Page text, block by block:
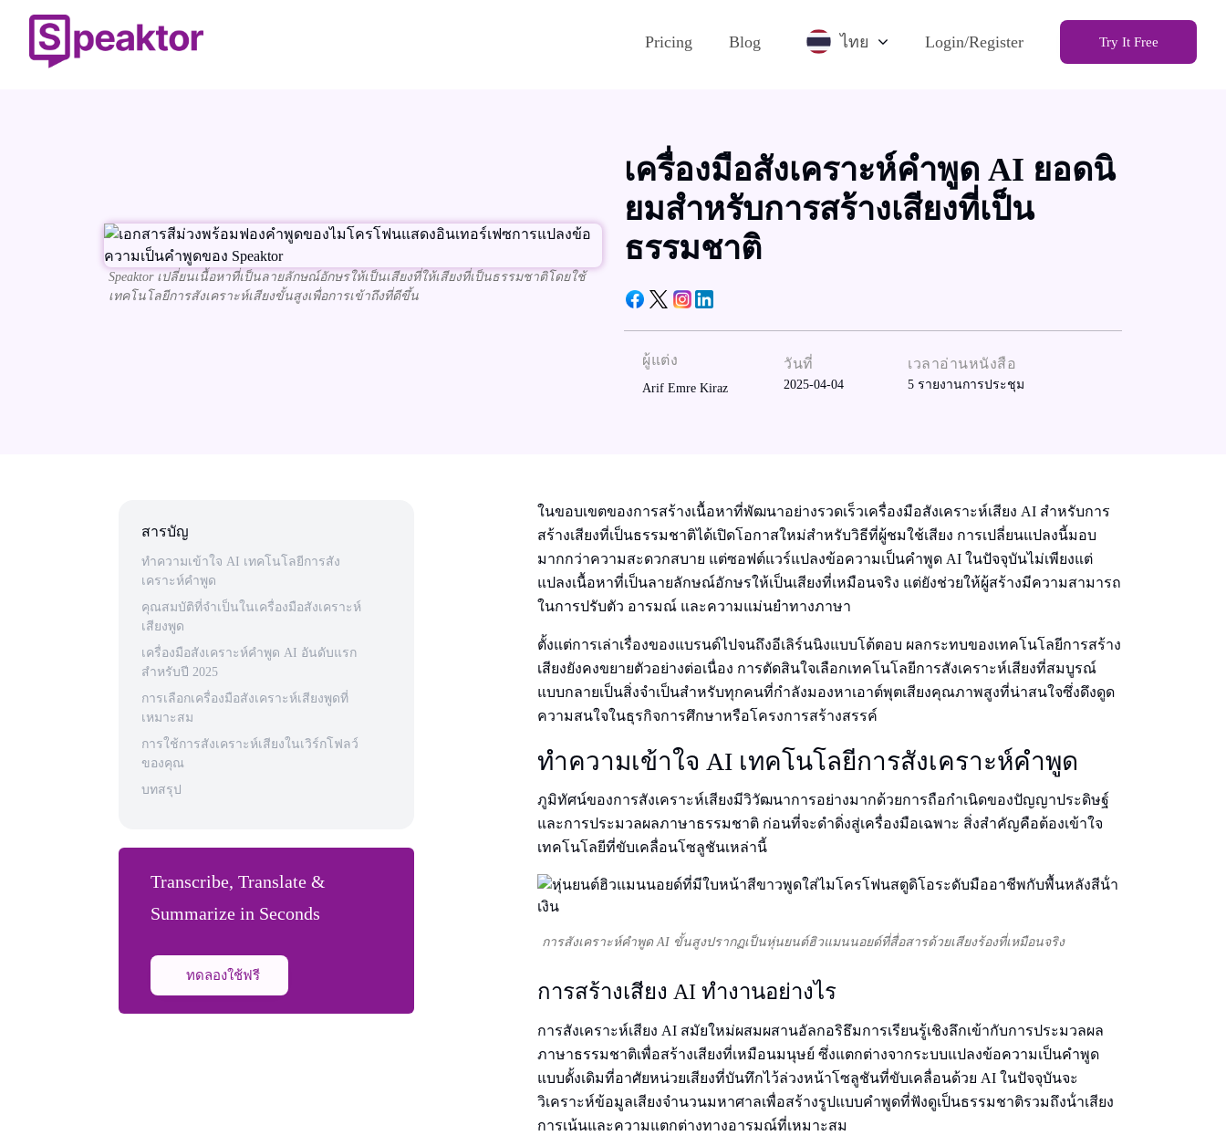
Pricing Blog ไทย Login/Register Try It Free
Speaktor เปลี่ยนเนื้อหาที่เป็นลายลักษณ์อักษรให้เป็นเสียงที่ให้เสียงที่เป็นธรรมชาติโดยใช้
เทคโนโลยีการสังเคราะห์เสียงขั้นสูงเพื่อการเข้าถึงที่ดีขึ้น
เครื่องมือสังเคราะห์คําพูด AI ยอดนิ
ยมสําหรับการสร้างเสียงที่เป็น
ธรรมชาติ
ผู้แต่ง
Arif Emre Kiraz
วันที่
2025-04-04
เวลาอ่านหนังสือ
5 รายงานการประชุม
สารบัญ
ทําความเข้าใจ AI เทคโนโลยีการสัง
เคราะห์คําพูด
คุณสมบัติที่จําเป็นในเครื่องมือสังเคราะห์
เสียงพูด
เครื่องมือสังเคราะห์คําพูด AI อันดับแรก
สําหรับปี 2025
การเลือกเครื่องมือสังเคราะห์เสียงพูดที่
เหมาะสม
การใช้การสังเคราะห์เสียงในเวิร์กโฟลว์
ของคุณ
บทสรุป
Transcribe, Translate &
Summarize in Seconds
ทดลองใช้ฟรี
ในขอบเขตของการสร้างเนื้อหาที่พัฒนาอย่างรวดเร็วเครื่องมือสังเคราะห์เสียง AI สําหรับการ
สร้างเสียงที่เป็นธรรมชาติได้เปิดโอกาสใหม่สําหรับวิธีที่ผู้ชมใช้เสียง การเปลี่ยนแปลงนี้มอบ
มากกว่าความสะดวกสบาย แต่ซอฟต์แวร์แปลงข้อความเป็นคําพูด AI ในปัจจุบันไม่เพียงแต่
แปลงเนื้อหาที่เป็นลายลักษณ์อักษรให้เป็นเสียงที่เหมือนจริง แต่ยังช่วยให้ผู้สร้างมีความสามารถ
ในการปรับตัว อารมณ์ และความแม่นยําทางภาษา
ตั้งแต่การเล่าเรื่องของแบรนด์ไปจนถึงอีเลิร์นนิงแบบโต้ตอบ ผลกระทบของเทคโนโลยีการสร้าง
เสียงยังคงขยายตัวอย่างต่อเนื่อง การตัดสินใจเลือกเทคโนโลยีการสังเคราะห์เสียงที่สมบูรณ์
แบบกลายเป็นสิ่งจําเป็นสําหรับทุกคนที่กําลังมองหาเอาต์พุตเสียงคุณภาพสูงที่น่าสนใจซึ่งดึงดูด
ความสนใจในธุรกิจการศึกษาหรือโครงการสร้างสรรค์
ทําความเข้าใจ AI เทคโนโลยีการสังเคราะห์คําพูด
ภูมิทัศน์ของการสังเคราะห์เสียงมีวิวัฒนาการอย่างมากด้วยการถือกําเนิดของปัญญาประดิษฐ์
และการประมวลผลภาษาธรรมชาติ ก่อนที่จะดําดิ่งสู่เครื่องมือเฉพาะ สิ่งสําคัญคือต้องเข้าใจ
เทคโนโลยีที่ขับเคลื่อนโซลูชันเหล่านี้
การสังเคราะห์คําพูด AI ขั้นสูงปรากฏเป็นหุ่นยนต์ฮิวแมนนอยด์ที่สื่อสารด้วยเสียงร้องที่เหมือนจริง
การสร้างเสียง AI ทํางานอย่างไร
การสังเคราะห์เสียง AI สมัยใหม่ผสมผสานอัลกอริธึมการเรียนรู้เชิงลึกเข้ากับการประมวลผล
ภาษาธรรมชาติเพื่อสร้างเสียงที่เหมือนมนุษย์ ซึ่งแตกต่างจากระบบแปลงข้อความเป็นคําพูด
แบบดั้งเดิมที่อาศัยหน่วยเสียงที่บันทึกไว้ล่วงหน้าโซลูชันที่ขับเคลื่อนด้วย AI ในปัจจุบันจะ
วิเคราะห์ข้อมูลเสียงจํานวนมหาศาลเพื่อสร้างรูปแบบคําพูดที่ฟังดูเป็นธรรมชาติรวมถึงน้ําเสียง
การเน้นและความแตกต่างทางอารมณ์ที่เหมาะสม